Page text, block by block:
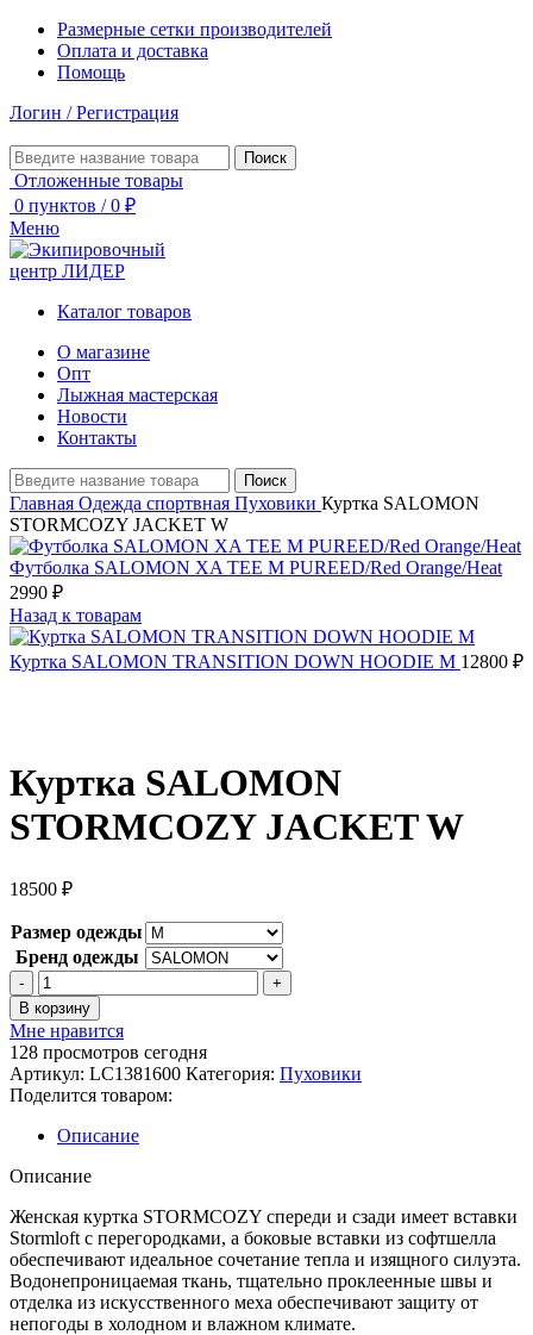
Размерные сетки производителей
Оплата и доставка
Помощь
Логин / Регистрация
Поиск
Отложенные товары
0 пунктов / 0 ₽
Меню
Каталог товаров
О магазине
Опт
Лыжная мастерская
Новости
Контакты
Поиск
Главная Одежда спортвная Пуховики Куртка SALOMON
STORMCOZY JACKET W
Футболка SALOMON XA TEE M PUREED/Red Orange/Heat
2990 ₽
Назад к товарам
Куртка SALOMON TRANSITION DOWN HOODIE M 12800 ₽
Куртка SALOMON
STORMCOZY JACKET W
18500 ₽
Размер одежды
Бренд одежды
Количество
товара
Куртка
SALOMON
STORMCOZY
JACKET
W
В корзину
Мне нравится
128 просмотров сегодня
Артикул: LC1381600 Категория: Пуховики
Поделится товаром:
Описание
Описание
Женская куртка STORMCOZY спереди и сзади имеет вставки
Stormloft с перегородками, а боковые вставки из софтшелла
обеспечивают идеальное сочетание тепла и изящного силуэта.
Водонепроницаемая ткань, тщательно проклеенные швы и
отделка из искусственного меха обеспечивают защиту от
непогоды в холодном и влажном климате.